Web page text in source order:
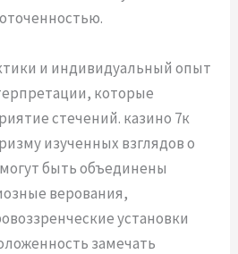
и индивидуальный опыт
которые
стечений. казино 7к
изученных взглядов о
быть объединены
верования,
установки
замечать